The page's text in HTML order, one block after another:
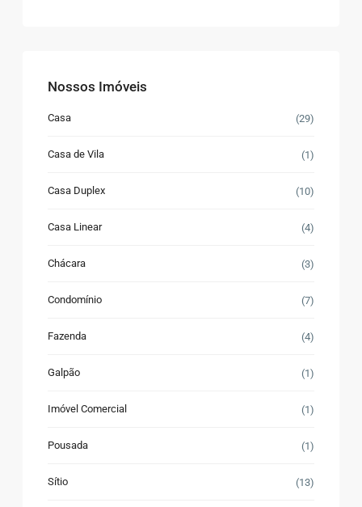
Nossos Imóveis
Casa (29)
Casa de Vila (1)
Casa Duplex (10)
Casa Linear (4)
Chácara (3)
Condomínio (7)
Fazenda (4)
Galpão (1)
Imóvel Comercial (1)
Pousada (1)
Sítio (13)